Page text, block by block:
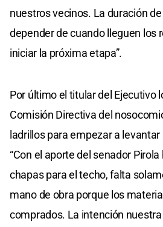
nuestros vecinos. La duración
depender de cuando lleguen los
iniciar la próxima etapa”.
Por último el titular del Ejecutivo
Comisión Directiva del
ladrillos para empezar a
“Con el aporte del senador
chapas para el techo, falta
mano de obra porque los
comprados. La intención